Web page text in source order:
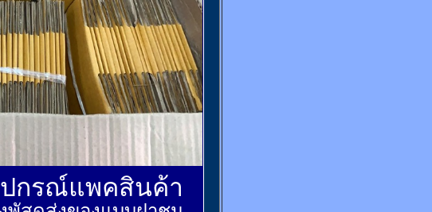
กรณ์แพคสินค้า